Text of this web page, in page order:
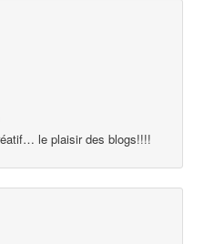
le plaisir des blogs!!!!